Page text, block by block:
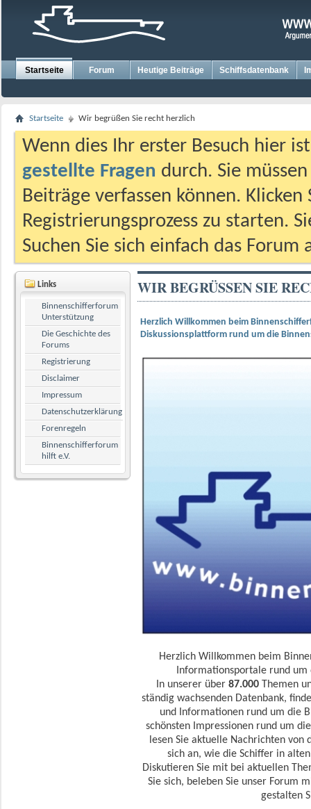
Startseite Forum Heutige Beiträge Schiffsdatenbank
Startseite Wir begrüßen Sie recht herzlich
Wenn dies Ihr erster Besuch hier
gestellte Fragen durch. Sie
Beiträge verfassen können.
Registrierungsprozess zu starten.
Suchen Sie sich einfach das
Links
Binnenschifferforum
Unterstützung
Die Geschichte des
Forums
Registrierung
Disclaimer
Impressum
Datenschutzerklärung
Forenregeln
Binnenschifferforum
hilft e.V.
WIR BEGRÜSSEN SIE
Herzlich Willkommen beim
Diskussionsplattform rund um die
Herzlich Willkommen beim
Informationsportale rund
In unserer über87.000 Themen
ständig wachsenden Datenbank,
und Informationen rund um die
schönsten Impressionen rund um
lesen Sie aktuelle Nachrichten von
sich an, wie die Schiffer in
Diskutieren Sie mit bei aktuellen
Sie sich, beleben Sie unser Forum
gestalten